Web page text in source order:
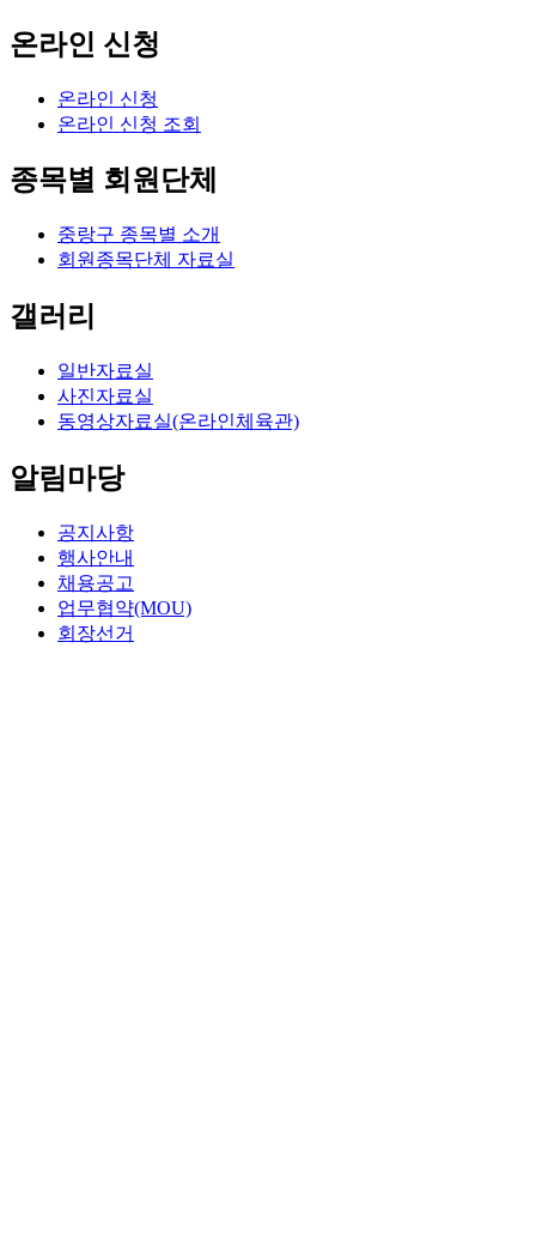
온라인 신청
온라인 신청
온라인 신청 조회
종목별 회원단체
중랑구 종목별 소개
회원종목단체 자료실
갤러리
일반자료실
사진자료실
동영상자료실(온라인체육관)
알림마당
공지사항
행사안내
채용공고
업무협약(MOU)
회장선거